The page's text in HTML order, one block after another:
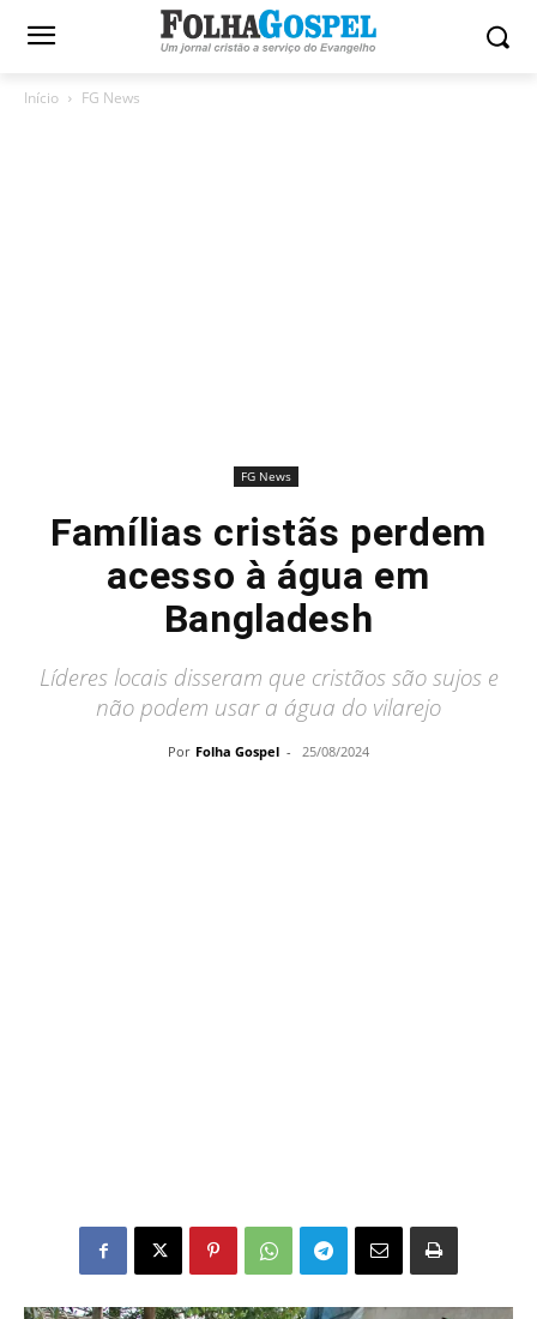
Início FG News
FG News
Famílias cristãs perdem
acesso à água em
Bangladesh
Líderes locais disseram que cristãos são sujos e
não podem usar a água do vilarejo
Por Folha Gospel - 25/08/2024